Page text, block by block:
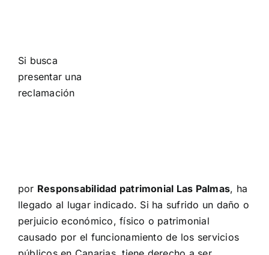
Si busca
presentar una
reclamación
por Responsabilidad patrimonial Las Palmas, ha
llegado al lugar indicado. Si ha sufrido un daño o
perjuicio económico, físico o patrimonial
causado por el funcionamiento de los servicios